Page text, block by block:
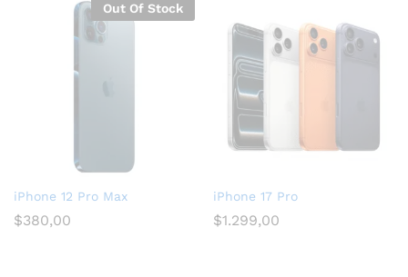
Out Of Stock
iPhone 12 Pro Max
$380,00
iPhone 17 Pro
$1.299,00